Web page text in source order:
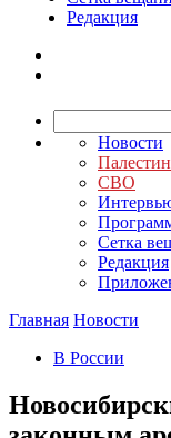
Редакция
Новости
СВО
Сетка
Редакция
Главная Новости
В России